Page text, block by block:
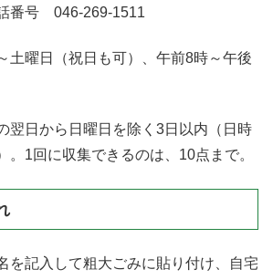
番号 046-269-1511
土曜日（祝日も可）、午前8時～午後
翌日から日曜日を除く3日以内（日時
。1回に収集できるのは、10点まで。
を記入して粗大ごみに貼り付け、自宅